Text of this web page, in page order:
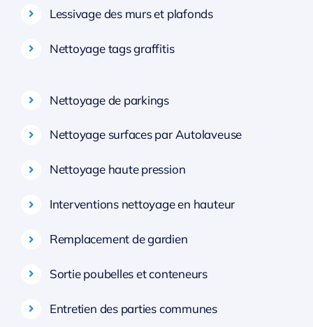
Lessivage des murs et plafonds
Nettoyage tags graffitis
Nettoyage de parkings
Nettoyage surfaces par Autolaveuse
Nettoyage haute pression
Interventions nettoyage en hauteur
Remplacement de gardien
Sortie poubelles et conteneurs
Entretien des parties communes